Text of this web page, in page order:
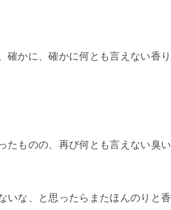
確かに、確かに何とも言えない香り
たものの、再び何とも言えない臭い
いな、と思ったらまたほんのりと香